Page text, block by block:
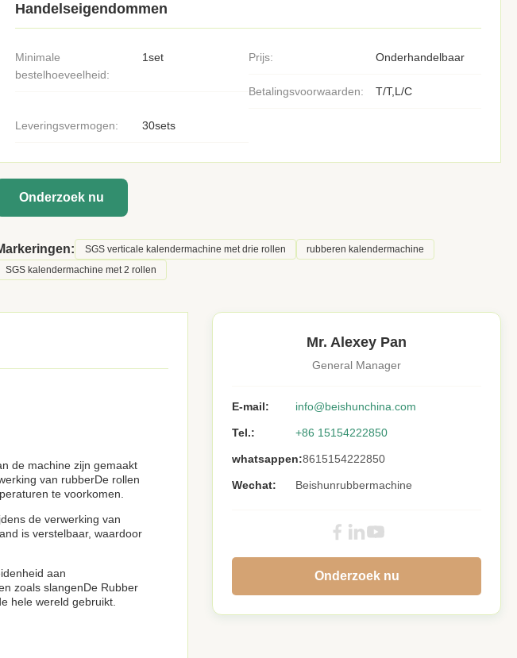
Handelseigendommen
Minimale
bestelhoeveelheid:
1set Prijs: Onderhandelbaar
Betalingsvoorwaarden: T/T,L/C
Leveringsvermogen: 30sets
Onderzoek nu
SGS verticale kalendermachine met drie rollen
rubberen kalendermachine
SGS kalendermachine met 2 rollen
de machine zijn gemaakt
van rubberDe rollen
te voorkomen.
de verwerking van
is verstelbaar, waardoor
aan
zoals slangenDe Rubber
hele wereld gebruikt.
Mr. Alexey Pan
General Manager
E-mail: info@beishunchina.com
Tel.: +86 15154222850
whatsappen:8615154222850
Wechat: Beishunrubbermachine
Onderzoek nu